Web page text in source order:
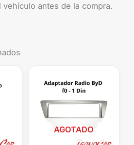
vehículo antes de la compra.
AGOTADO